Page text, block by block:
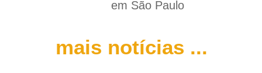
em São Paulo
mais notícias ...